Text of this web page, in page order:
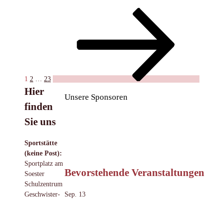
1 2 23
Unsere Sponsoren
Bevorstehende Veranstaltungen
Sep. 13
Hier
finden
Sie uns
Sportstätte
(keine Post):
Sportplatz am
Soester
Schulzentrum
Geschwister-